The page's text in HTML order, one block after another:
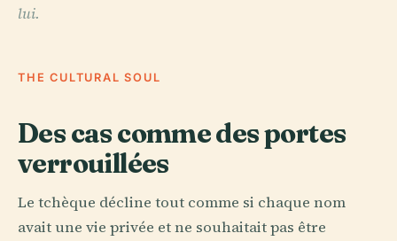
lui.
THE CULTURAL SOUL
Des cas comme des portes
verrouillées
Le tchèque décline tout comme si chaque nom
avait une vie privée et ne souhaitait pas être